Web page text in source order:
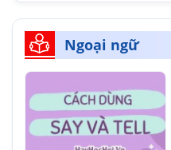
Ngoại ngữ